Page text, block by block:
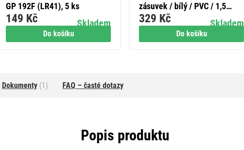
Do košíku
GP 192F (LR41), 5 ks
Skladem
149 Kč
Do košíku
zásuvek / bílý / PVC / 1,5
mm2
Skladem
329 Kč
Dokumenty (1) FAQ – časté dotazy
Popis produktu